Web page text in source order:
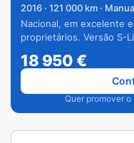
2016 · 121 000 km ·
Nacional, em excelente
proprietários. Versão S-
18 950€
Quer promover